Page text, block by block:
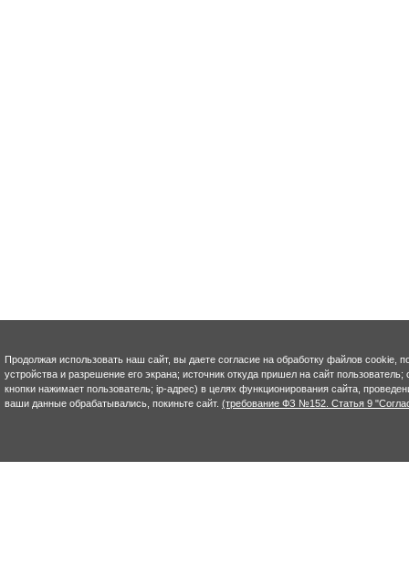
Продолжая использовать наш сайт, вы даете согласие на обработку файлов cookie,
устройства и разрешение его экрана; источник откуда пришел на сайт
кнопки нажимает пользователь; ip-адрес) в целях функционирования сайта,
ваши данные обрабатывались, покиньте сайт. (требование ФЗ №152. Статья 9